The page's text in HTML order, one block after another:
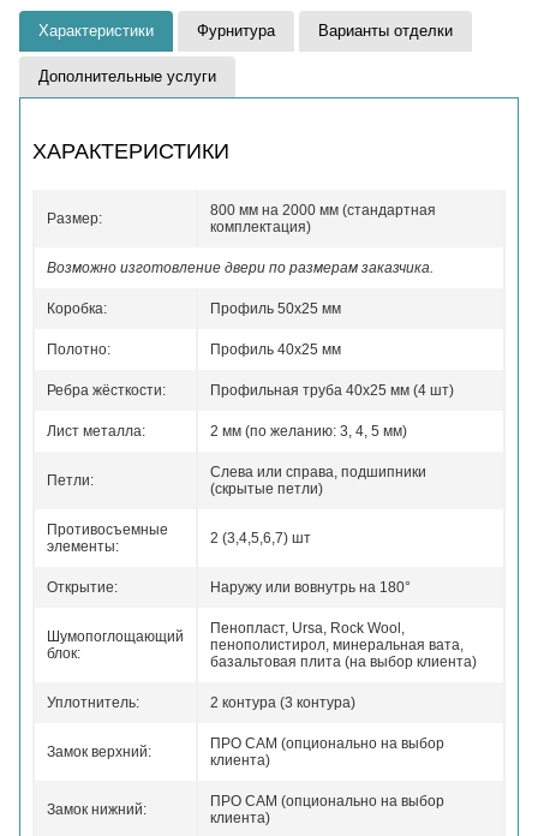
Характеристики Фурнитура Варианты отделки
Дополнительные услуги
ХАРАКТЕРИСТИКИ
Размер:
800 мм на 2000 мм (стандартная
комплектация)
Возможно изготовление двери по размерам заказчика.
Коробка: Профиль 50x25 мм
Полотно: Профиль 40x25 мм
Ребра жёсткости: Профильная труба 40х25 мм (4 шт)
Лист металла: 2 мм (по желанию: 3, 4, 5 мм)
Петли:
Слева или справа, подшипники
(скрытые петли)
Противосъемные
элементы:
2 (3,4,5,6,7) шт
Открытие: Наружу или вовнутрь на 180°
Шумопоглощающий
блок:
Пенопласт, Ursa, Rock Wool,
пенополистирол, минеральная вата,
базальтовая плита (на выбор клиента)
Уплотнитель: 2 контура (3 контура)
Замок верхний:
ПРО САМ (опционально на выбор
клиента)
Замок нижний:
ПРО САМ (опционально на выбор
клиента)